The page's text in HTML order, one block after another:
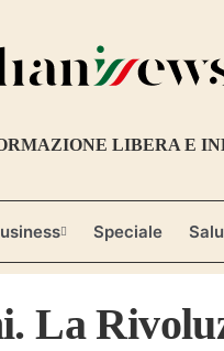
LIBERA E
Speciale
La